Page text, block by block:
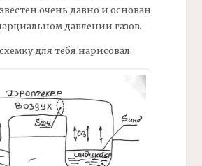
очень давно и основан
давлении газов.
для тебя нарисовал: